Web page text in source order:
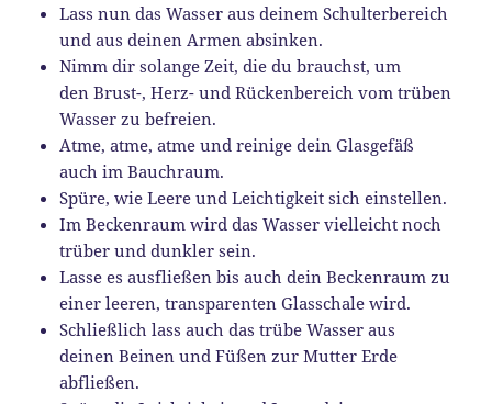
Lass nun das Wasser aus deinem Schulterbereich
und aus deinen Armen absinken.
Nimm dir solange Zeit, die du brauchst, um
den Brust-, Herz- und Rückenbereich vom trüben
Wasser zu befreien.
Atme, atme, atme und reinige dein Glasgefäß
auch im Bauchraum.
Spüre, wie Leere und Leichtigkeit sich einstellen.
Im Beckenraum wird das Wasser vielleicht noch
trüber und dunkler sein.
Lasse es ausfließen bis auch dein Beckenraum zu
einer leeren, transparenten Glasschale wird.
Schließlich lass auch das trübe Wasser aus
deinen Beinen und Füßen zur Mutter Erde
abfließen.